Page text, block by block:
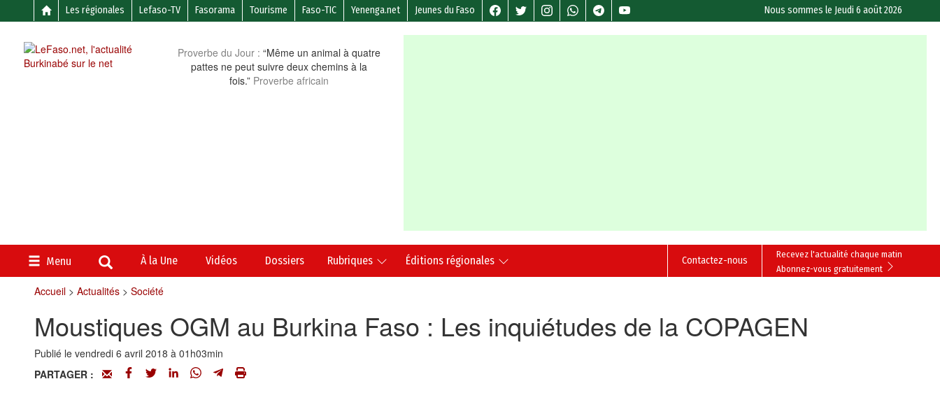
Les régionales Lefaso-TV Fasorama Tourisme Faso-TIC Yenenga.net Jeunes du Faso Nous sommes le Jeudi 6 août 2026
Proverbe du Jour : “Même un animal à quatre
pattes ne peut suivre deux chemins à la
fois.” Proverbe africain
Menu À la Une Vidéos Dossiers Rubriques Éditions régionales
Recevez l'actualité chaque matin
Abonnez-vous gratuitement
Contactez-nous
Accueil> Actualités> Société
Moustiques OGM au Burkina Faso : Les inquiétudes de la COPAGEN
Publié le vendredi 6 avril 2018 à 01h03min
PARTAGER :